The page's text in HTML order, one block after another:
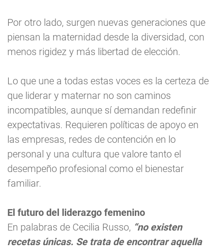
Por otro lado, surgen nuevas generaciones que
piensan la maternidad desde la diversidad, con
menos rigidez y más libertad de elección.
Lo que une a todas estas voces es la certeza de
que liderar y maternar no son caminos
incompatibles, aunque sí demandan redefinir
expectativas. Requieren políticas de apoyo en
las empresas, redes de contención en lo
personal y una cultura que valore tanto el
desempeño profesional como el bienestar
familiar.
El futuro del liderazgo femenino
En palabras de Cecilia Russo, “no existen
recetas únicas. Se trata de encontrar aquella